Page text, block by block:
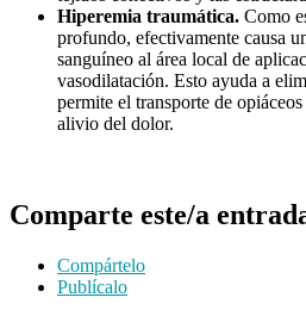
Hiperemia traumática. Como
profundo, efectivamente causa
sanguíneo al área local de
vasodilatación. Esto ayuda a
permite el transporte de
alivio del dolor.
Comparte este/a
Compártelo
Publícalo